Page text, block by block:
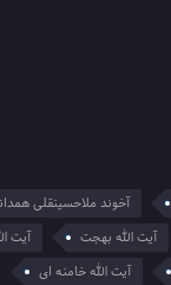
آخوند ملاحسینقلی
آیت الله بهجت
آیت
آیت الله خامنه ای